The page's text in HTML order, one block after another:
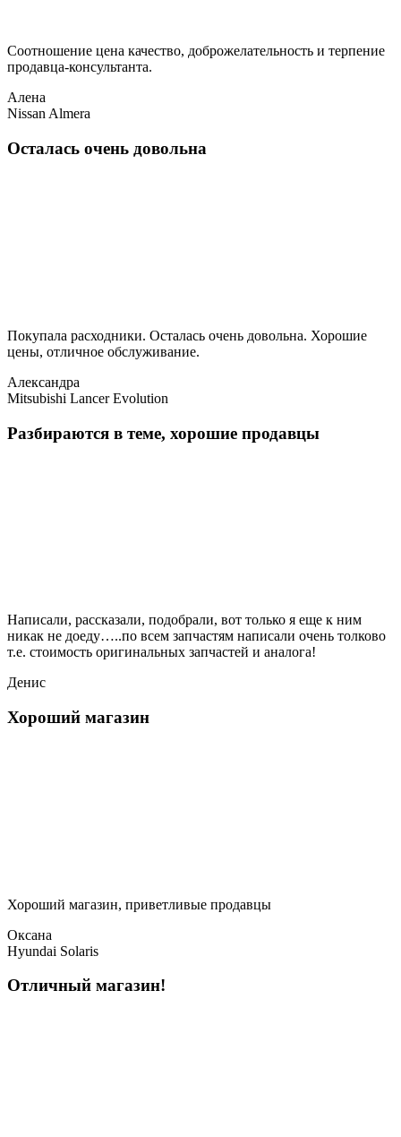
Соотношение цена качество, доброжелательность и терпение
продавца-консультанта.
Алена
Nissan Almera
Осталась очень довольна
Покупала расходники. Осталась очень довольна. Хорошие
цены, отличное обслуживание.
Александра
Mitsubishi Lancer Evolution
Разбираются в теме, хорошие продавцы
Написали, рассказали, подобрали, вот только я еще к ним
никак не доеду…..по всем запчастям написали очень толково
т.е. стоимость оригинальных запчастей и аналога!
Денис
Хороший магазин
Хороший магазин, приветливые продавцы
Оксана
Hyundai Solaris
Отличный магазин!